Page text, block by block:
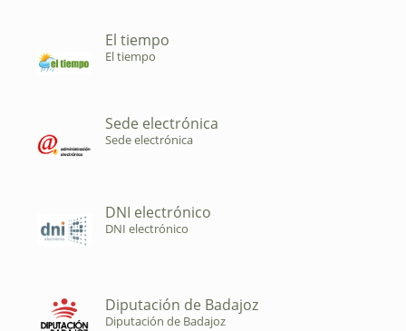
El tiempo
El tiempo
Sede electrónica
Sede electrónica
DNI electrónico
DNI electrónico
Diputación de Badajoz
Diputación de Badajoz